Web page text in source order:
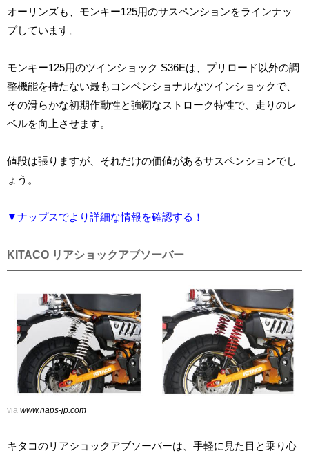
オーリンズも、モンキー125用のサスペンションをラインナッ
プしています。
モンキー125用のツインショック S36Eは、プリロード以外の調
整機能を持たない最もコンベンショナルなツインショックで、
その滑らかな初期作動性と強靭なストローク特性で、走りのレ
ベルを向上させます。
値段は張りますが、それだけの価値があるサスペンションでし
ょう。
▼ナップスでより詳細な情報を確認する！
KITACO リアショックアブソーバー
via www.naps-jp.com
キタコのリアショックアブソーバーは、手軽に見た目と乗り心